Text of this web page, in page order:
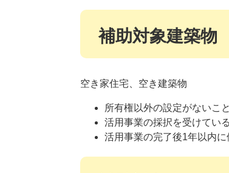
補助対象建築物
空き家住宅、空き建築物
所有権以外の設定がないこ
活用事業の採択を受けてい
活用事業の完了後1年以内